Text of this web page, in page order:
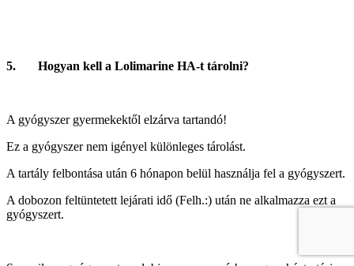
5. Hogyan kell a Lolimarine HA-t tárolni?
A gyógyszer gyermekektől elzárva tartandó!
Ez a gyógyszer nem igényel különleges tárolást.
A tartály felbontása után 6 hónapon belül használja fel a gyógyszert.
A dobozon feltüntetett lejárati idő (Felh.:) után ne alkalmazza ezt a
gyógyszert.